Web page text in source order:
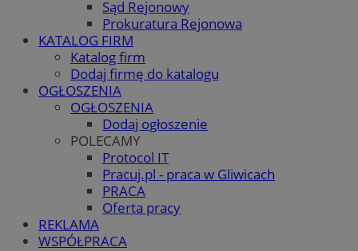
Sąd Rejonowy
Prokuratura Rejonowa
KATALOG FIRM
Katalog firm
Dodaj firmę do katalogu
OGŁOSZENIA
OGŁOSZENIA
Dodaj ogłoszenie
POLECAMY
Protocol IT
Pracuj.pl - praca w Gliwicach
PRACA
Oferta pracy
REKLAMA
WSPÓŁPRACA